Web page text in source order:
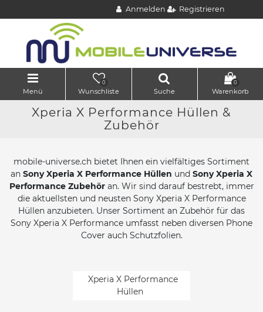
Anmelden Registrieren
Menü
0
Wunschliste Suche
0
Warenkorb
Xperia X Performance Hüllen &
Zubehör
mobile-universe.ch bietet Ihnen ein vielfältiges Sortiment
an Sony Xperia X Performance Hüllen und Sony Xperia X
Performance Zubehöran. Wir sind darauf bestrebt, immer
die aktuellsten und neusten Sony Xperia X Performance
Hüllen anzubieten. Unser Sortiment an Zubehör für das
Sony Xperia X Performance umfasst neben diversen Phone
Cover auch Schutzfolien.
Xperia X Performance
Hüllen